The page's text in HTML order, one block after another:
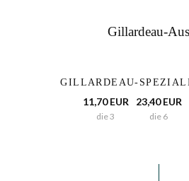
Gillardeau-
GILLARDEAU-
11,70 EUR
die 3
23,40 EUR
die 6